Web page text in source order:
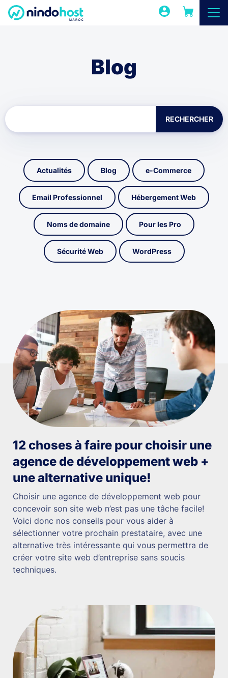
Blog
RECHERCHER
Actualités Blog e-Commerce
Email Professionnel Hébergement Web
Noms de domaine Pour les Pro
Sécurité Web WordPress
12 choses à faire pour choisir une
agence de développement web +
une alternative unique!
Choisir une agence de développement web pour
concevoir son site web n’est pas une tâche facile!
Voici donc nos conseils pour vous aider à
sélectionner votre prochain prestataire, avec une
alternative très intéressante qui vous permettra de
créer votre site web d’entreprise sans soucis
techniques.